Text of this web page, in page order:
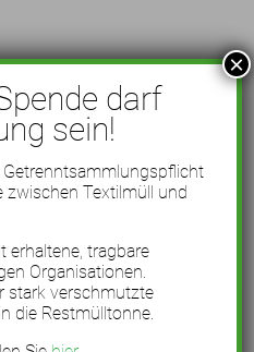
darf
sein!
zwischen Textilmüll und
erhaltene, tragbare
Organisationen.
stark verschmutzte
die Restmülltonne.
×